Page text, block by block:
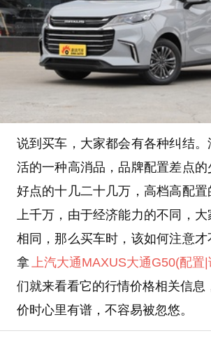
说到买车，大家都会有各种纠结。
活的一种高消品，品牌配置差点
好点的十几二十几万，高档高配
上千万，由于经济能力的不同，
相同，那么买车时，该如何注意才
拿
上汽大通MAXUS大通G50(配置|
们就来看看它的行情价格相关信息
价时心里有谱，不容易被忽悠。